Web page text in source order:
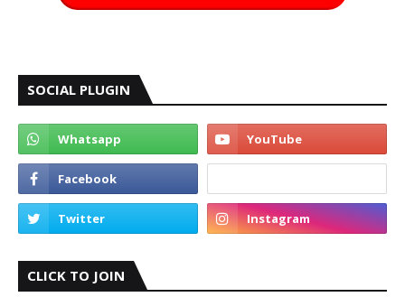
SOCIAL PLUGIN
CLICK TO JOIN